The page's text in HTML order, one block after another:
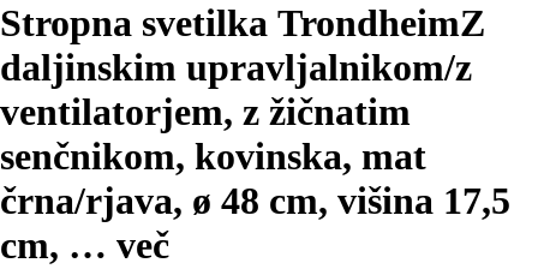
Stropna svetilka TrondheimZ
daljinskim upravljalnikom/z
ventilatorjem, z žičnatim
senčnikom, kovinska, mat
črna/rjava, ø 48 cm, višina 17,5
cm, … več